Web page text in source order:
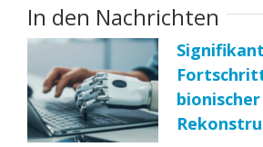
In den Nachrichten
bionischer